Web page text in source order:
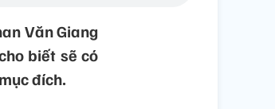
Văn Giang
biết sẽ có
đích.